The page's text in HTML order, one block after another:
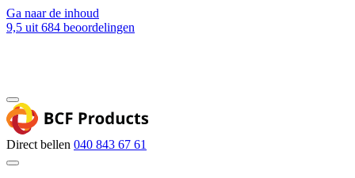
Ga naar de inhoud
9,5 uit 684 beoordelingen
Direct bellen 040 843 67 61